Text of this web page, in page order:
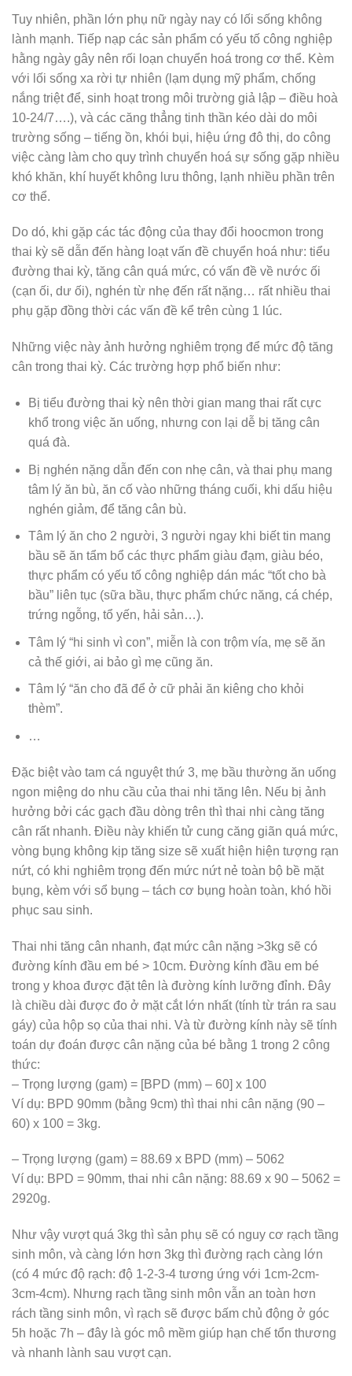
Tuy nhiên, phần lớn phụ nữ ngày nay có lối sống không
lành mạnh. Tiếp nạp các sản phẩm có yếu tố công nghiệp
hằng ngày gây nên rối loạn chuyển hoá trong cơ thể. Kèm
với lối sống xa rời tự nhiên (lạm dụng mỹ phẩm, chống
nắng triệt để, sinh hoạt trong môi trường giả lập – điều hoà
10-24/7….), và các căng thẳng tinh thần kéo dài do môi
trường sống – tiếng ồn, khói bụi, hiệu ứng đô thị, do công
việc càng làm cho quy trình chuyển hoá sự sống gặp nhiều
khó khăn, khí huyết không lưu thông, lạnh nhiều phần trên
cơ thể.
Do dó, khi gặp các tác động của thay đổi hoocmon trong
thai kỳ sẽ dẫn đến hàng loạt vấn đề chuyển hoá như: tiểu
đường thai kỳ, tăng cân quá mức, có vấn đề về nước ối
(cạn ối, dư ối), nghén từ nhẹ đến rất nặng… rất nhiều thai
phụ gặp đồng thời các vấn đề kể trên cùng 1 lúc.
Những việc này ảnh hưởng nghiêm trọng để mức độ tăng
cân trong thai kỳ. Các trường hợp phổ biến như:
Bị tiểu đường thai kỳ nên thời gian mang thai rất cực
khổ trong việc ăn uống, nhưng con lại dễ bị tăng cân
quá đà.
Bị nghén nặng dẫn đến con nhẹ cân, và thai phụ mang
tâm lý ăn bù, ăn cố vào những tháng cuối, khi dấu hiệu
nghén giảm, để tăng cân bù.
Tâm lý ăn cho 2 người, 3 người ngay khi biết tin mang
bầu sẽ ăn tẩm bổ các thực phẩm giàu đạm, giàu béo,
thực phẩm có yếu tố công nghiệp dán mác “tốt cho bà
bầu” liên tục (sữa bầu, thực phẩm chức năng, cá chép,
trứng ngỗng, tổ yến, hải sản…).
Tâm lý “hi sinh vì con”, miễn là con trộm vía, mẹ sẽ ăn
cả thế giới, ai bảo gì mẹ cũng ăn.
Tâm lý “ăn cho đã để ở cữ phải ăn kiêng cho khỏi
thèm”.
…
Đặc biệt vào tam cá nguyệt thứ 3, mẹ bầu thường ăn uống
ngon miệng do nhu cầu của thai nhi tăng lên. Nếu bị ảnh
hưởng bởi các gạch đầu dòng trên thì thai nhi càng tăng
cân rất nhanh. Điều này khiến tử cung căng giãn quá mức,
vòng bụng không kịp tăng size sẽ xuất hiện hiện tượng rạn
nứt, có khi nghiêm trọng đến mức nứt nẻ toàn bộ bề mặt
bụng, kèm với sổ bụng – tách cơ bụng hoàn toàn, khó hồi
phục sau sinh.
Thai nhi tăng cân nhanh, đạt mức cân nặng >3kg sẽ có
đường kính đầu em bé > 10cm. Đường kính đầu em bé
trong y khoa được đặt tên là đường kính lưỡng đỉnh. Đây
là chiều dài được đo ở mặt cắt lớn nhất (tính từ trán ra sau
gáy) của hộp sọ của thai nhi. Và từ đường kính này sẽ tính
toán dự đoán được cân nặng của bé bằng 1 trong 2 công
thức:
– Trọng lượng (gam) = [BPD (mm) – 60] x 100
Ví dụ: BPD 90mm (bằng 9cm) thì thai nhi cân nặng (90 –
60) x 100 = 3kg.
– Trọng lượng (gam) = 88.69 x BPD (mm) – 5062
Ví dụ: BPD = 90mm, thai nhi cân nặng: 88.69 x 90 – 5062 =
2920g.
Như vậy vượt quá 3kg thì sản phụ sẽ có nguy cơ rạch tầng
sinh môn, và càng lớn hơn 3kg thì đường rạch càng lớn
(có 4 mức độ rạch: độ 1-2-3-4 tương ứng với 1cm-2cm-
3cm-4cm). Nhưng rạch tầng sinh môn vẫn an toàn hơn
rách tầng sinh môn, vì rạch sẽ được bấm chủ động ở góc
5h hoặc 7h – đây là góc mô mềm giúp hạn chế tổn thương
và nhanh lành sau vượt cạn.